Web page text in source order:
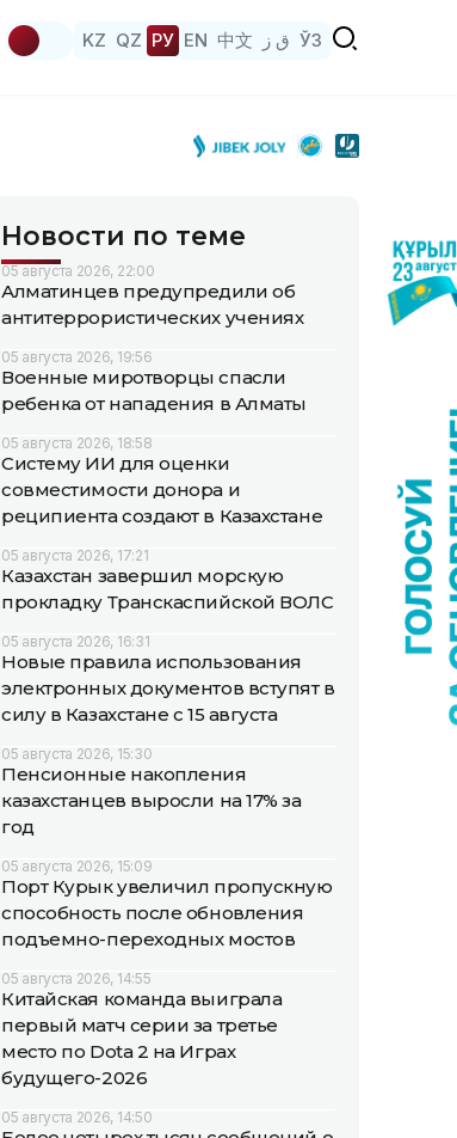
KZ QZ РУ EN 中文 ق ز ЎЗ
Новости по теме
05 августа 2026, 22:00
Алматинцев предупредили об
антитеррористических учениях
05 августа 2026, 19:56
Военные миротворцы спасли
ребенка от нападения в Алматы
05 августа 2026, 18:58
Систему ИИ для оценки
совместимости донора и
реципиента создают в Казахстане
05 августа 2026, 17:21
Казахстан завершил морскую
прокладку Транскаспийской ВОЛС
05 августа 2026, 16:31
Новые правила использования
электронных документов вступят в
силу в Казахстане с 15 августа
05 августа 2026, 15:30
Пенсионные накопления
казахстанцев выросли на 17% за
год
05 августа 2026, 15:09
Порт Курык увеличил пропускную
способность после обновления
подъемно-переходных мостов
05 августа 2026, 14:55
Китайская команда выиграла
первый матч серии за третье
место по Dota 2 на Играх
будущего-2026
05 августа 2026, 14:50